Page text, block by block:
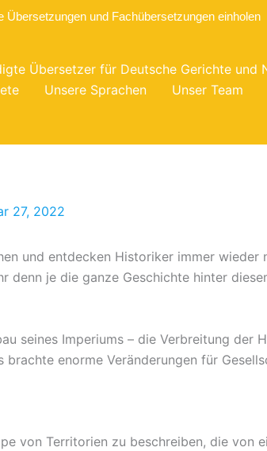
Übersetzungen und Fachübersetzungen einholen
Übersetzer für Deutsche Gerichte und
Unsere Sprachen Unser Team
27, 2022
und entdecken Historiker immer wieder
denn je die ganze Geschichte hinter
seines Imperiums – die Verbreitung der
brachte enorme Veränderungen für
von Territorien zu beschreiben, die von